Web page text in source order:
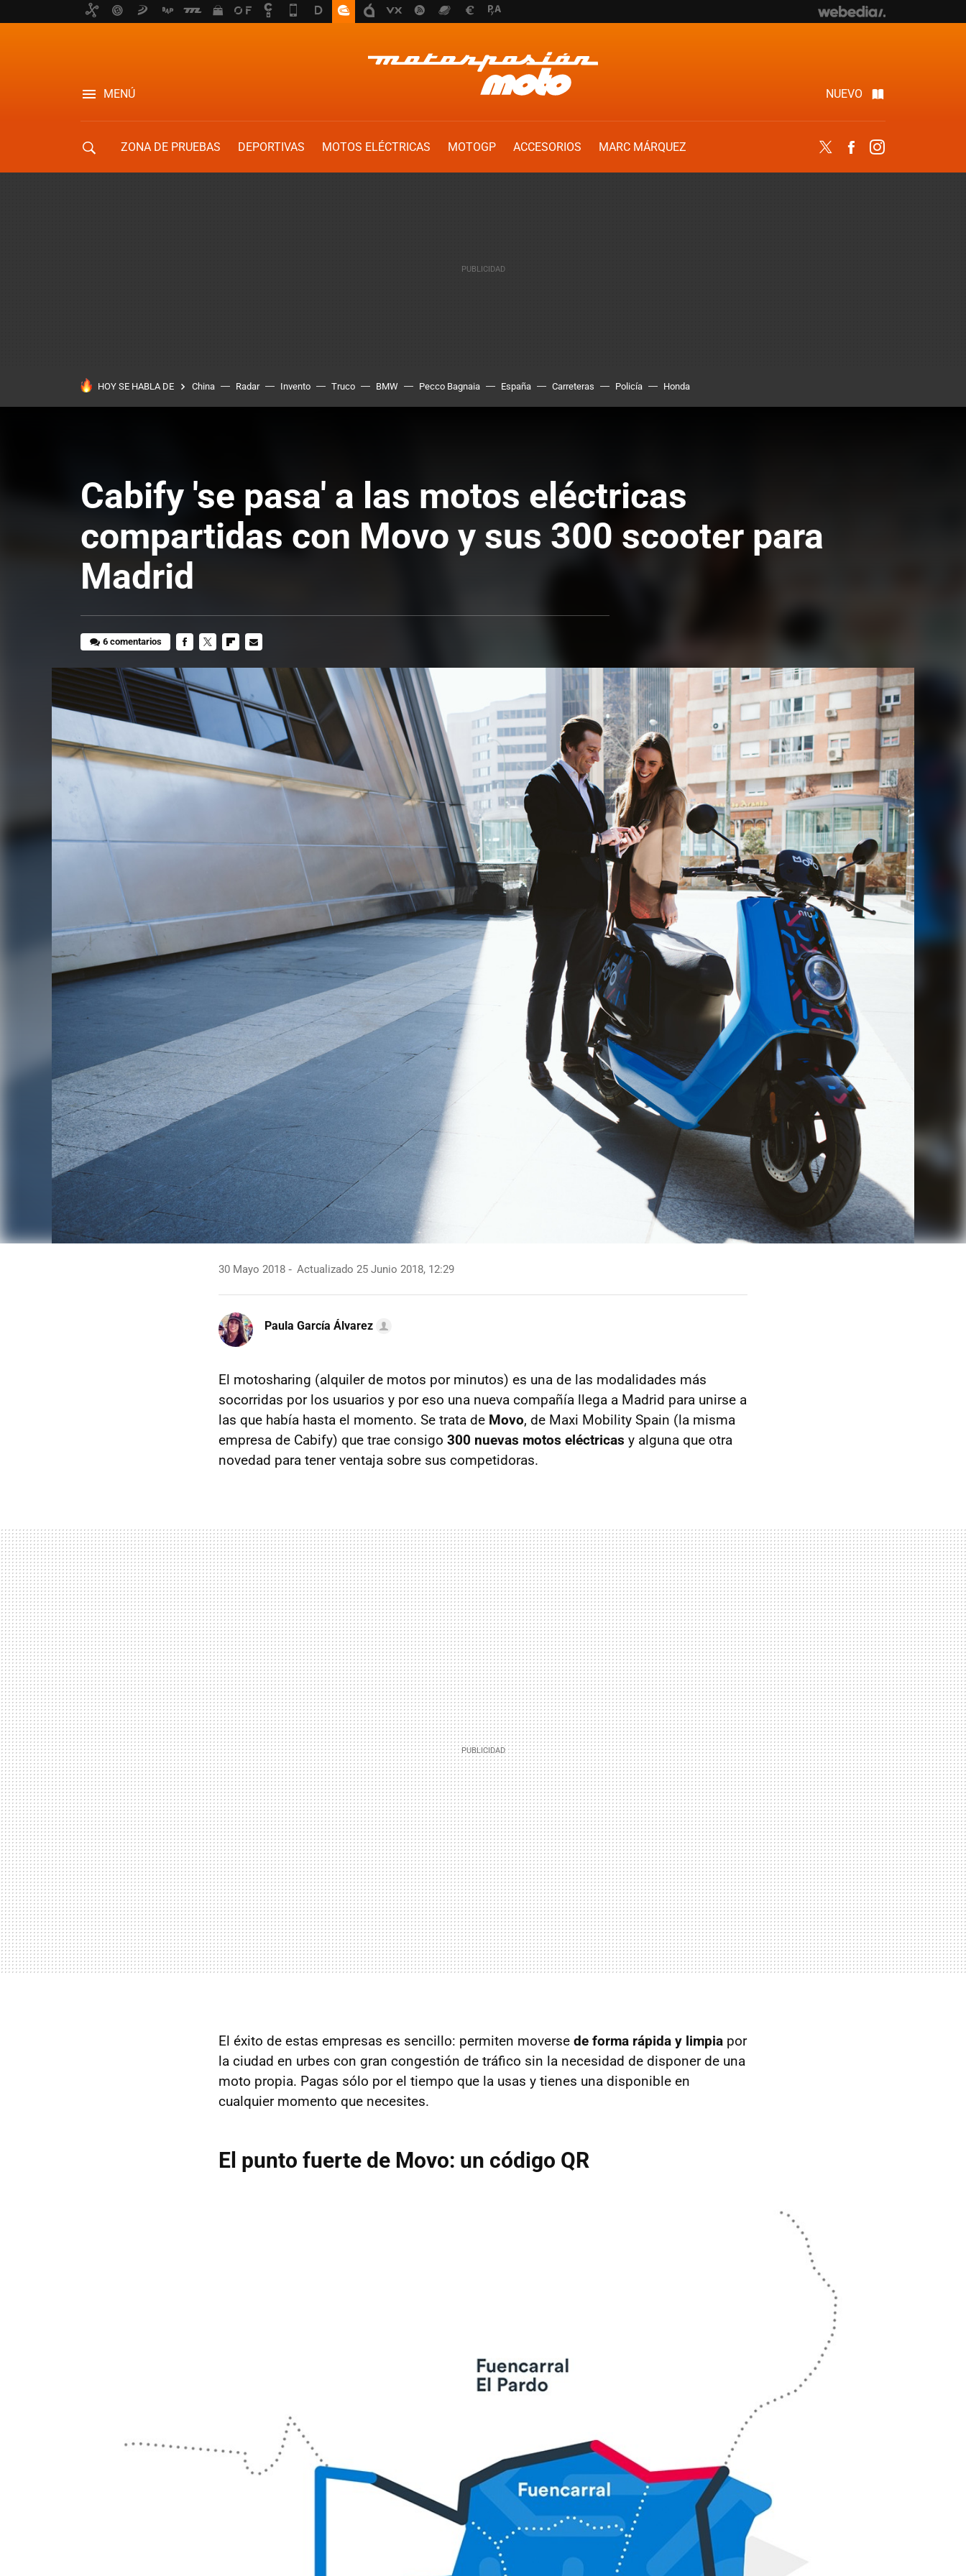
MENÚ NUEVO
ZONA DE PRUEBAS DEPORTIVAS MOTOS ELÉCTRICAS MOTOGP ACCESORIOS
MARC MÁRQUEZ
Twitter Facebook
HOY SE HABLA DE China Radar Invento Truco BMW Pecco Bagnaia España Carreteras Policía Honda
Cabify 'se pasa' a las motos eléctricas
compartidas con Movo y sus 300 scooter para
Madrid
6 comentarios
MAIL
30 Mayo 2018 Actualizado 25 Junio 2018, 12:29
Paula García Álvarez
El motosharing (alquiler de motos por minutos) es una de las modalidades más
socorridas por los usuarios y por eso una nueva compañía llega a Madrid para unirse a
las que había hasta el momento. Se trata de Movo, de Maxi Mobility Spain (la misma
empresa de Cabify) que trae consigo 300 nuevas motos eléctricas y alguna que otra
novedad para tener ventaja sobre sus competidoras.
El éxito de estas empresas es sencillo: permiten moverse de forma rápida y limpia por
la ciudad en urbes con gran congestión de tráfico sin la necesidad de disponer de una
moto propia. Pagas sólo por el tiempo que la usas y tienes una disponible en
cualquier momento que necesites.
El punto fuerte de Movo: un código QR